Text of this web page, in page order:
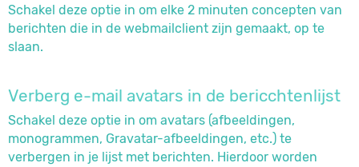
Schakel deze optie in om elke 2 minuten concepten van
berichten die in de webmailclient zijn gemaakt, op te
slaan.
Verberg e-mail avatars in de bericchtenlijst
Schakel deze optie in om avatars (afbeeldingen,
monogrammen, Gravatar-afbeeldingen, etc.) te
verbergen in je lijst met berichten. Hierdoor worden